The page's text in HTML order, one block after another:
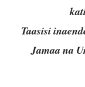
Taasisi
Jamaa na